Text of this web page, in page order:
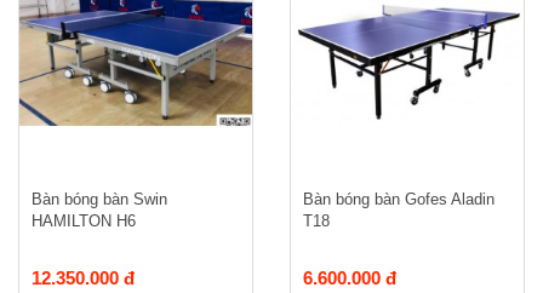
Bàn bóng bàn Swin
HAMILTON H6
12.350.000 đ
Bàn bóng bàn Gofes Aladin
T18
6.600.000 đ